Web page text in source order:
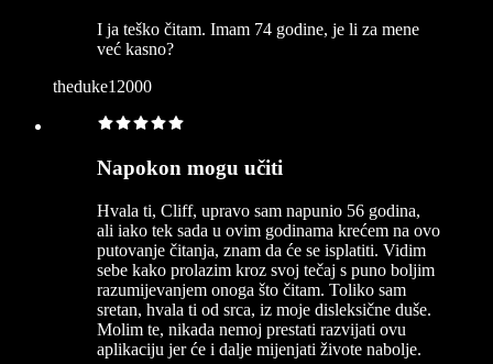
I ja teško čitam. Imam 74 godine, je li za mene
već kasno?
theduke12000
Napokon mogu učiti
Hvala ti, Cliff, upravo sam napunio 56 godina,
ali iako tek sada u ovim godinama krećem na ovo
putovanje čitanja, znam da će se isplatiti. Vidim
sebe kako prolazim kroz svoj tečaj s puno boljim
razumijevanjem onoga što čitam. Toliko sam
sretan, hvala ti od srca, iz moje disleksične duše.
Molim te, nikada nemoj prestati razvijati ovu
aplikaciju jer će i dalje mijenjati živote nabolje.